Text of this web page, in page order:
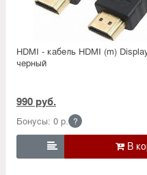
HDMI - кабель HDMI (m)
черный
990 руб.
Бонусы: 0 р. ?
